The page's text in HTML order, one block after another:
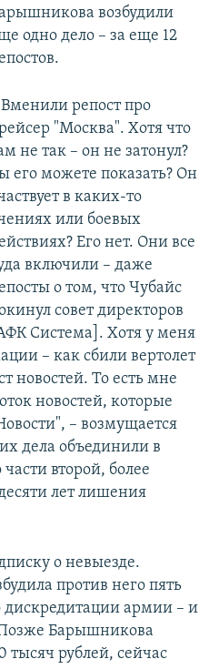
возбудили
одно дело – за еще 12
Вменили репост про
"Москва". Хотя что
не так – он не затонул?
его можете показать? Он
в каких-то
или боевых
Его нет. Они все
включили – даже
о том, что Чубайс
совет директоров
Система]. Хотя у меня
– как сбили вертолет
новостей. То есть мне
новостей, которые
– возмущается
дела объединили в
второй, более
лет лишения
о невыезде.
против него пять
армии – и
Позже Барышникова
тысяч рублей, сейчас